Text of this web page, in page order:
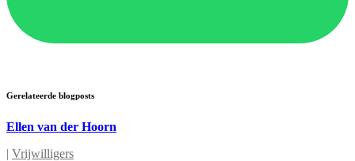
Gerelateerde blogposts
Ellen van der Hoorn
| Vrijwilligers